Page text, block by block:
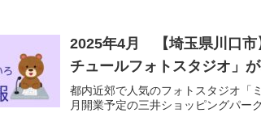
2025年4月 【埼玉県川口市
チュールフォトスタジオ」が
都内近郊で人気のフォトスタジオ「
月開業予定の三井ショッピングパー